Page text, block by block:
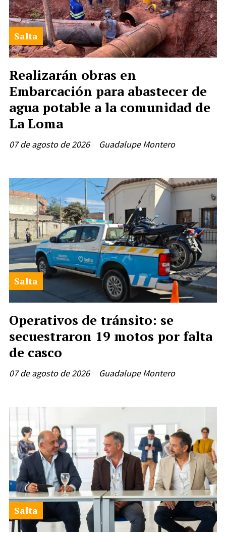
Realizarán obras en
Embarcación para abastecer de
agua potable a la comunidad de
La Loma
Guadalupe Montero
Salta
07 de agosto de 2026
Operativos de tránsito: se
secuestraron 19 motos por falta
de casco
Guadalupe Montero
Salta
07 de agosto de 2026
Salta